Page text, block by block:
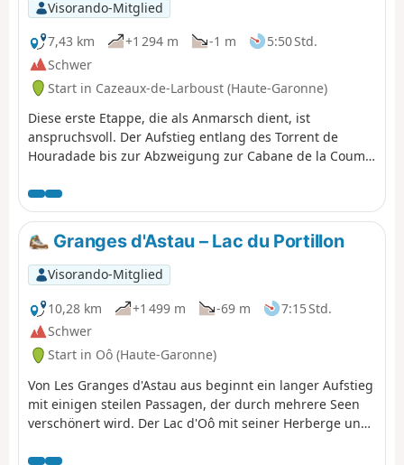
Visorando-Mitglied
7,43 km
+1 294 m -1 m
5:50 Std.
Schwer
Start in Cazeaux-de-Larboust (Haute-Garonne)
Diese erste Etappe, die als Anmarsch dient, ist
anspruchsvoll. Der Aufstieg entlang des Torrent de
Houradade bis zur Abzweigung zur Cabane de la Coume
Cabane de Pratlong kann man etwas verschnaufen,
bevor man den letzten Abschnitt mit den zahlreichen
engen Serpentinen in Angriff nimmt, die zur
Pumpstation und schließlich zur Refuge du Maupas
führen, wo die herzliche Gastfreundschaft die
Anstrengungen des Tages schnell vergessen lässt.
Granges d'Astau – Lac du Portillon
Visorando-Mitglied
10,28 km
+1 499 m -69 m
7:15 Std.
Schwer
Start in Oô (Haute-Garonne)
Von Les Granges d'Astau aus beginnt ein langer Aufstieg
mit einigen steilen Passagen, der durch mehrere Seen
verschönert wird. Der Lac d'Oô mit seiner Herberge und
mögliche Zwischenstopps. Nach dem Lac du Saussat –